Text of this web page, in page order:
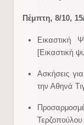
Πέμπτη, 8/10,
Εικαστική
[Εικαστική
Ασκήσεις
την Αθηνά